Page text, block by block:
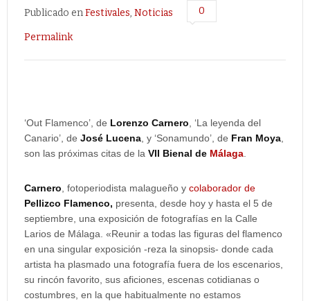
Publicado enFestivales, Noticias 0
Permalink
‘Out Flamenco’, de Lorenzo Carnero , ‘La leyenda del
Canario’, de José Lucena , y ‘Sonamundo’, de Fran Moya
son las próximas citas de la VII Bienal de Málaga
Carnero , fotoperiodista malagueño y colaborador de
Pellizco Flamenco, presenta, desde hoy y hasta el 5 de
septiembre, una exposición de fotografías en la Calle
Larios de Málaga. «Reunir a todas las figuras del flamenco
en una singular exposición -reza la sinopsis- donde cada
artista ha plasmado una fotografía fuera de los escenarios,
su rincón favorito, sus aficiones, escenas cotidianas o
costumbres, en la que habitualmente no estamos